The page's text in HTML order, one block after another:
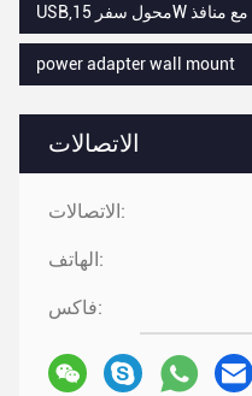
الاتصالات
الاتصالات:
الهاتف:
فاكس:
power adapter wall mount